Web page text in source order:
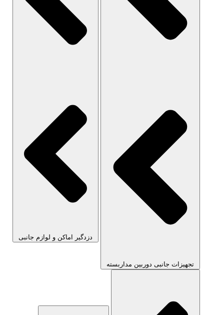
تجهیزات جانبی دوربین مداربسته
دزدگیر اماکن و لوازم جانبی